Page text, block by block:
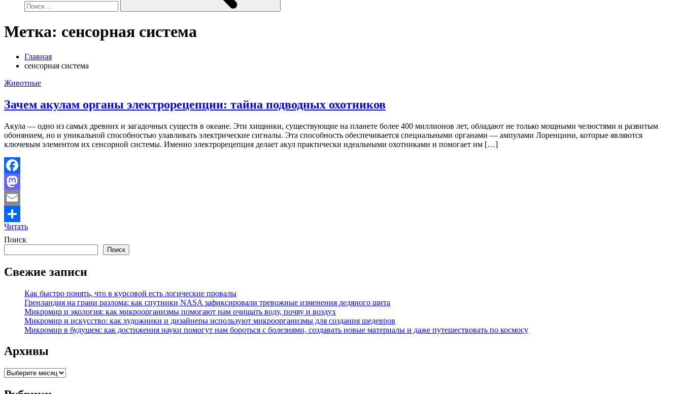
Метка: сенсорная система
Главная
сенсорная система
Животные
Зачем акулам органы электрорецепции: тайна подводных охотников
Акула — одно из самых древних и загадочных существ в океане. Эти хищники, существующие на планете более 400 миллионов лет, обладают не только мощными челюстями и развитым
обонянием, но и уникальной способностью улавливать электрические сигналы. Эта способность обеспечивается специальными органами — ампулами Лоренцини, которые являются
ключевым элементом их сенсорной системы. Именно электрорецепция делает акул практически идеальными охотниками и помогает им […]
Facebook
Mastodon
Email
Отправить
Читать
Поиск
Поиск
Свежие записи
Как быстро понять, что в курсовой есть логические провалы
Гренландия на грани разлома: как спутники NASA зафиксировали тревожные изменения ледяного щита
Микромир и экология: как микроорганизмы помогают нам очищать воду, почву и воздух
Микромир и искусство: как художники и дизайнеры используют микроорганизмы для создания шедевров
Микромир в будущем: как достижения науки помогут нам бороться с болезнями, создавать новые материалы и даже путешествовать по космосу
Архивы
Архивы